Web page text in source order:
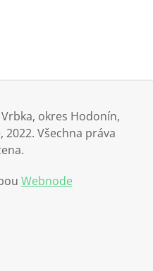
okres Hodonín,
Všechna práva
Webnode